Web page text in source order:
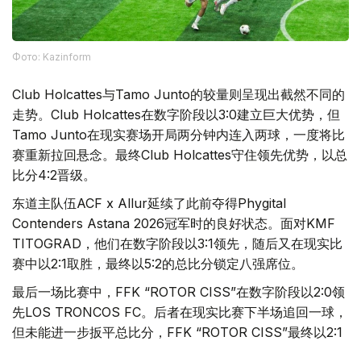
Фото: Kazinform
Club Holcattes与Tamo Junto的较量则呈现出截然不同的
走势。Club Holcattes在数字阶段以3:0建立巨大优势，但
Tamo Junto在现实赛场开局两分钟内连入两球，一度将比
赛重新拉回悬念。最终Club Holcattes守住领先优势，以总
比分4:2晋级。
东道主队伍ACF x Allur延续了此前夺得Phygital
Contenders Astana 2026冠军时的良好状态。面对KMF
TITOGRAD，他们在数字阶段以3:1领先，随后又在现实比
赛中以2:1取胜，最终以5:2的总比分锁定八强席位。
最后一场比赛中，FFK “ROTOR CISS”在数字阶段以2:0领
先LOS TRONCOS FC。后者在现实比赛下半场追回一球，
但未能进一步扳平总比分，FFK “ROTOR CISS”最终以2:1